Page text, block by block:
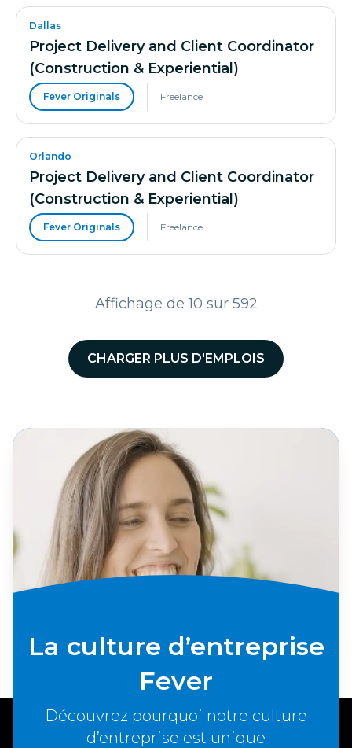
Dallas
Project Delivery and Client Coordinator
(Construction & Experiential)
Fever Originals Freelance
Orlando
Project Delivery and Client Coordinator
(Construction & Experiential)
Fever Originals Freelance
Affichage de 10 sur 592
CHARGER PLUS D'EMPLOIS
La culture d’entreprise
Fever
Découvrez pourquoi notre culture
d’entreprise est unique